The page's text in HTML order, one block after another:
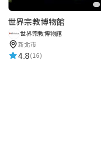
世界宗教博物館
世界宗教博物館
新北市
4.8(16)